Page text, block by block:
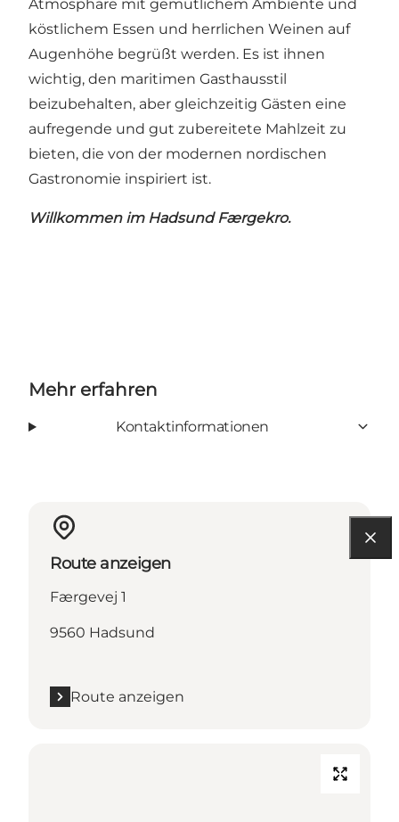
Atmosphäre mit gemütlichem Ambiente und
köstlichem Essen und herrlichen Weinen auf
Augenhöhe begrüßt werden. Es ist ihnen
wichtig, den maritimen Gasthausstil
beizubehalten, aber gleichzeitig Gästen eine
aufregende und gut zubereitete Mahlzeit zu
bieten, die von der modernen nordischen
Gastronomie inspiriert ist.
Willkommen im Hadsund Færgekro.
Mehr erfahren
Kontaktinformationen
Route anzeigen
Færgevej 1
9560 Hadsund
Route anzeigen